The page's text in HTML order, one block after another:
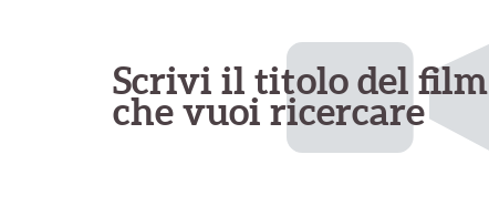
Scrivi il titolo del film
che vuoi ricercare